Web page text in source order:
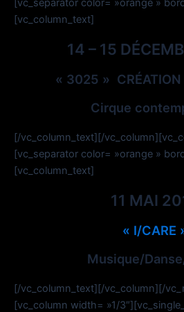
[vc_column_text]
14 – 15
« 3025 » CRÉATION
Cirque
[/vc_column_text][/
[vc_separator color= »orange »
[vc_column_text]
11 MAI
« I/CARE
Musique/
[/vc_column_text][/vc_column][/
[vc_column width= »1/